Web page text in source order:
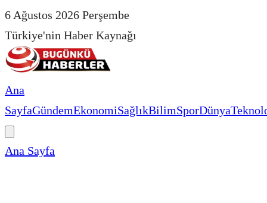
6 Ağustos 2026 Perşembe
Türkiye'nin Haber Kaynağı
Ana
SayfaGündemEkonomiSağlıkBilimSporDünya
Ana Sayfa